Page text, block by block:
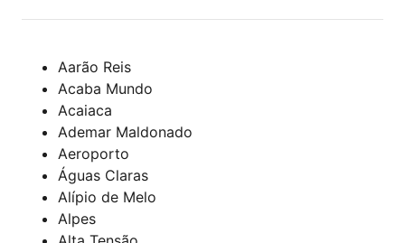
Aarão Reis
Acaba Mundo
Acaiaca
Ademar Maldonado
Aeroporto
Águas Claras
Alípio de Melo
Alpes